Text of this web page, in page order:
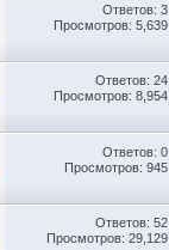
Ответов: 3
Просмотров: 5,639
Ответов: 24
Просмотров: 8,954
Ответов: 0
Просмотров: 945
Ответов: 52
Просмотров: 29,129